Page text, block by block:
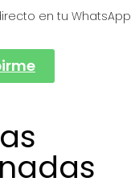
en tu WhatsApp